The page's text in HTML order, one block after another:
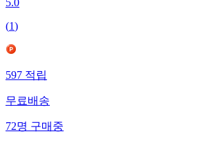
5.0
(1)
597적립
무료배송
72명구매중